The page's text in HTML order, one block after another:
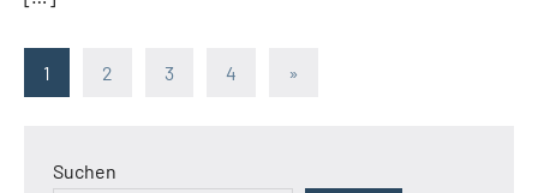
Seitennummerierung
Beiträge
1 2 3 4
Nächste
»
Suchen